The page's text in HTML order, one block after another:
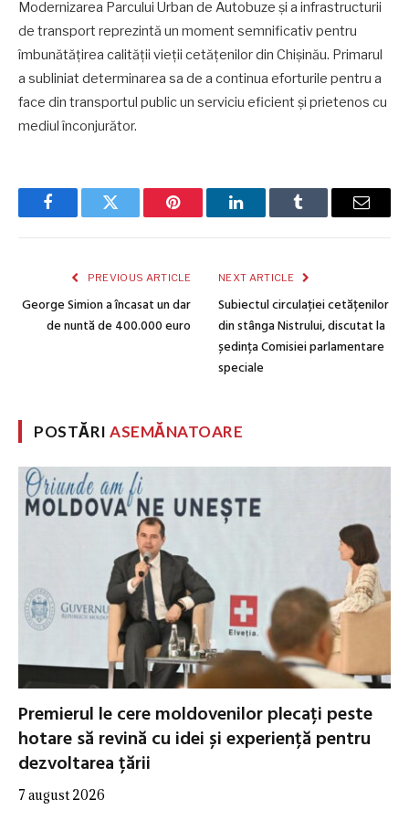
Modernizarea Parcului Urban de Autobuze și a infrastructurii
de transport reprezintă un moment semnificativ pentru
îmbunătățirea calității vieții cetățenilor din Chișinău. Primarul
a subliniat determinarea sa de a continua eforturile pentru a
face din transportul public un serviciu eficient și prietenos cu
mediul înconjurător.
FacebookTwitter Pinterest LinkedInTumblr Email
PREVIOUS ARTICLE
George Simion a încasat un dar
de nuntă de 400.000 euro
NEXT ARTICLE
Subiectul circulației cetățenilor
din stânga Nistrului, discutat la
ședința Comisiei parlamentare
speciale
POSTĂRIASEMĂNATOARE
Premierul le cere moldovenilor plecați peste
hotare să revină cu idei și experiență pentru
dezvoltarea țării
7 august 2026